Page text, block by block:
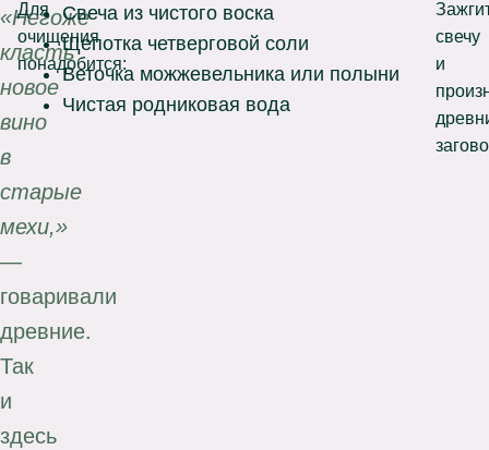
«Негоже
класть
новое
вино
в
старые
мехи,»
—
говаривали
древние.
Так
и
здесь
Для
очищения
понадобится:
Свеча из чистого воска
Щепотка четверговой соли
Веточка можжевельника или полыни
Чистая родниковая вода
свечу
и